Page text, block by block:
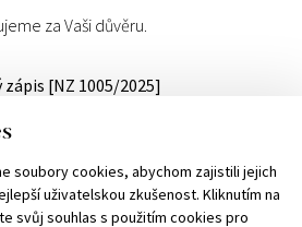
soubory cookies, abychom zajistili jejich
uživatelskou zkušenost. Kliknutím na
svůj souhlas s použitím cookies pro
za Vaši důvěru.
[NZ 1005/2025]
DOMOPLAN a.s.
543/16, 602 00 Brno
B, vložka 7544, IČ 051 01 077, DIČ CZ 051 01 077
vyobrazení mají pouze nezávazný orientační